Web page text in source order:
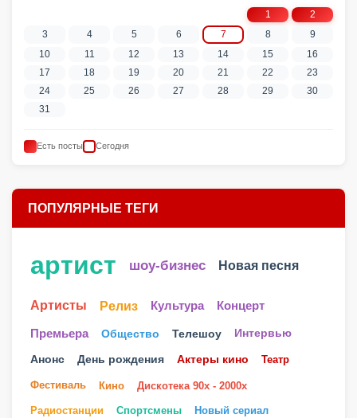
1
2
3
4 5 6 7 8
9
10
11 12 13 14 15
16
17
18 19 20 21 22
23
24
25 26 27 28 29
30
31
Есть посты Сегодня
ПОПУЛЯРНЫЕ ТЕГИ
артист шоу-бизнес Новая песня
Артисты Релиз Культура Концерт
Премьера Общество Телешоу Интервью
Анонс День рождения Актеры кино Театр
Фестиваль Кино Дискотека 90х - 2000х
Радиостанции Спортсмены Новый сериал